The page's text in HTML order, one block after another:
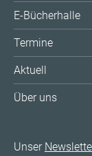
E-Bücherhalle
Termine
Aktuell
Über uns
Unser